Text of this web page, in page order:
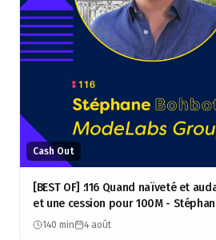
Cash Out
[BEST OF] :116 Quand naïveté et
et une cession pour 100M -
Group
140 min 4 août